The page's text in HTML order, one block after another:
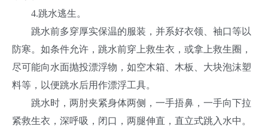
4.跳水逃生。
跳水前多穿厚实保温的服装，并系好衣领、袖口等以
防寒。如条件允许，跳水前穿上救生衣，或拿上救生圈，
尽可能向水面抛投漂浮物，如空木箱、木板、大块泡沫塑
料等，以便跳水后用作漂浮工具。
跳水时，两肘夹紧身体两侧，一手捂鼻，一手向下拉
紧救生衣，深呼吸，闭口，两腿伸直，直立式跳入水中。